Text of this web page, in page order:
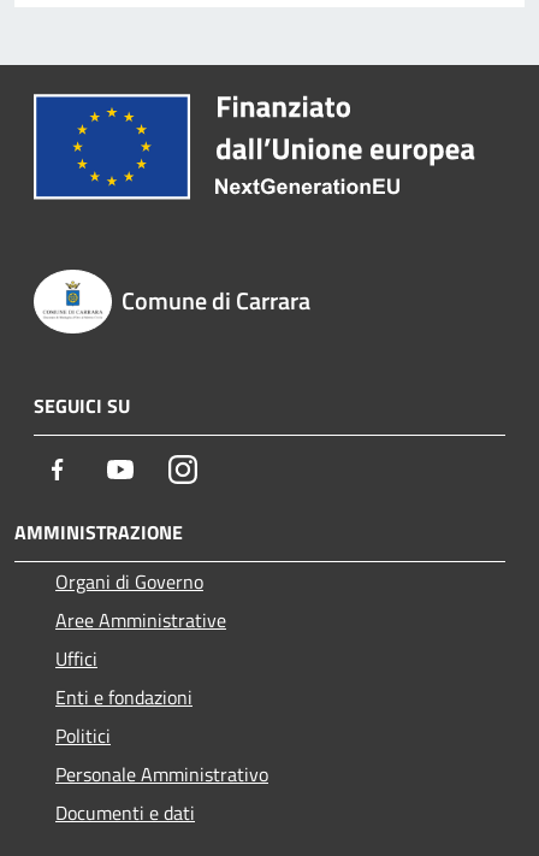
Comune di Carrara
SEGUICI SU
Facebook YoutubeInstagram
AMMINISTRAZIONE
Organi di Governo
Aree Amministrative
Uffici
Enti e fondazioni
Politici
Personale Amministrativo
Documenti e dati